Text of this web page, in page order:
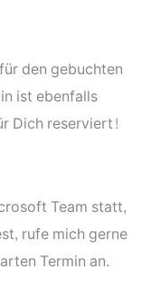
den gebuchten
ist ebenfalls
Dich reserviert!
Team statt,
rufe mich gerne
Termin an.